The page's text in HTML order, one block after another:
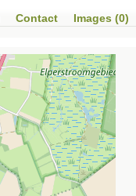
Contact
Images (0)